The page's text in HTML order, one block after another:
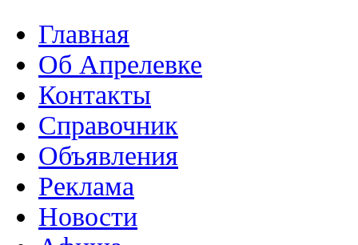
Главная
Об Апрелевке
Контакты
Справочник
Объявления
Реклама
Новости